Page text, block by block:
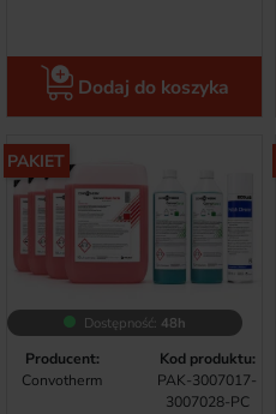
Dodaj do koszyka
Dostępność: 48h
Producent:
Convotherm
Kod produktu:
PAK-3007017-
3007028-PC
PAKIET